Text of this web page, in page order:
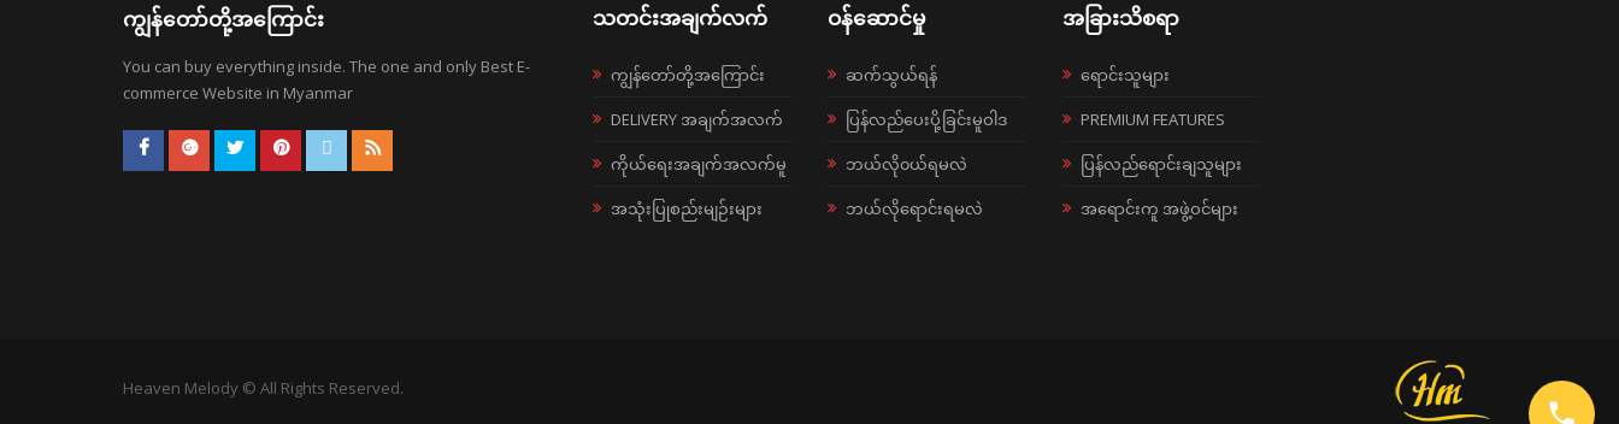
ကျွန်တော်တို့အကြောင်း
You can buy everything inside. The one and only Best E-
commerce Website in Myanmar
သတင်းအချက်လက်
ကျွန်တော်တို့အကြောင်း
DELIVERY အချက်အလက်
ကိုယ်ရေးအချက်အလက်မူ
အသုံးပြုစည်းမျဉ်းများ
ဝန်ဆောင်မှု
ဆက်သွယ်ရန်
ပြန်လည်ပေးပို့ခြင်းမူဝါဒ
ဘယ်လို၀ယ်ရမလဲ
ဘယ်လိုရောင်းရမလဲ
အခြားသိစရာ
ရောင်းသူများ
PREMIUM FEATURES
ပြန်လည်ရောင်းချသူများ
အရောင်းကူ အဖွဲ့ဝင်များ
Heaven Melody © All Rights Reserved.